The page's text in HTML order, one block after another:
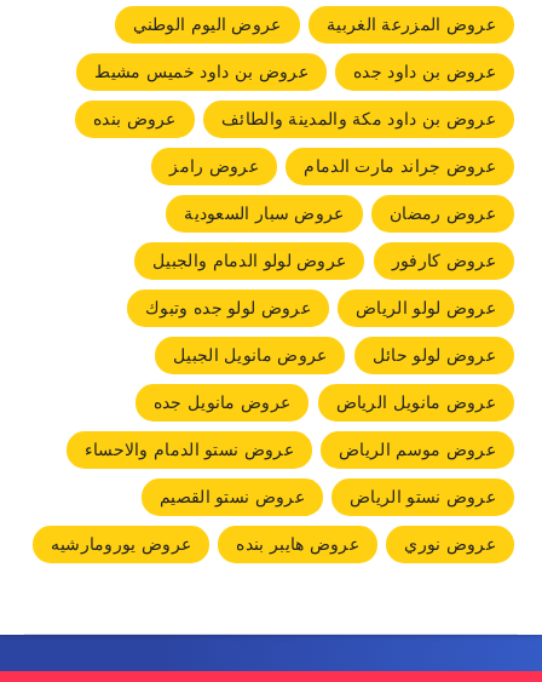
عروض المزرعة الغربية
عروض اليوم الوطني
عروض بن داود جده
عروض بن داود خميس مشيط
عروض بن داود مكة والمدينة والطائف
عروض بنده
عروض جراند مارت الدمام
عروض رامز
عروض رمضان
عروض سبار السعودية
عروض كارفور
عروض لولو الدمام والجبيل
عروض لولو الرياض
عروض لولو جده وتبوك
عروض لولو حائل
عروض مانويل الجبيل
عروض مانويل الرياض
عروض مانويل جده
عروض موسم الرياض
عروض نستو الدمام والاحساء
عروض نستو الرياض
عروض نستو القصيم
عروض نوري
عروض هايبر بنده عروض يورومارشيه